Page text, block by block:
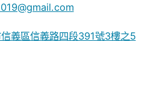
義區信義路四段391號3樓之5